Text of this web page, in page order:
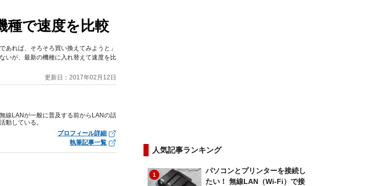
種で速度を比較
れば、そろそろ買い換えてみようと」
いが、最新の機種に入れ替えて速度を比
更新日：2017年02月12日
線LANが一般に普及する前からLANの話
動している。
プロフィール詳細
執筆記事一覧
人気記事ランキング
1
パソコンとプリンターを接続し
たい！ 無線LAN（Wi-Fi）で接